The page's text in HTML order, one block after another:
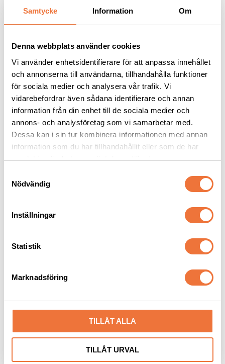
Samtycke Information Om
Denna webbplats använder cookies
Vi använder enhetsidentifierare för att anpassa innehållet
och annonserna till användarna, tillhandahålla funktioner
för sociala medier och analysera vår trafik. Vi
vidarebefordrar även sådana identifierare och annan
information från din enhet till de sociala medier och
annons- och analysföretag som vi samarbetar med.
Dessa kan i sin tur kombinera informationen med annan
information som du har tillhandahållit eller som de har
samlat in när du har använt deras tjänster.
Nödvändig
Inställningar
Statistik
Marknadsföring
TILLÅT ALLA
TILLÅT URVAL
Andra köpte även
Vetbed Grön -
119kr
Dogman bajspåsar
pack - Lila
15%